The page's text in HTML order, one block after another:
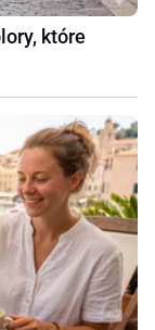
które